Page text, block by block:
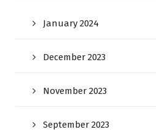
January 2024
December 2023
November 2023
September 2023